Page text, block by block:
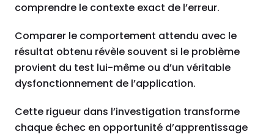
comprendre le contexte exact de l’erreur.
Comparer le comportement attendu avec le
résultat obtenu révèle souvent si le problème
provient du test lui-même ou d’un véritable
dysfonctionnement de l’application.
Cette rigueur dans l’investigation transforme
chaque échec en opportunité d’apprentissage